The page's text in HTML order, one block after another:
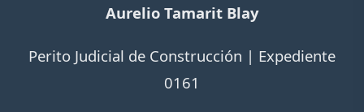
Aurelio Tamarit Blay
Perito Judicial de Construcción | Expediente
0161